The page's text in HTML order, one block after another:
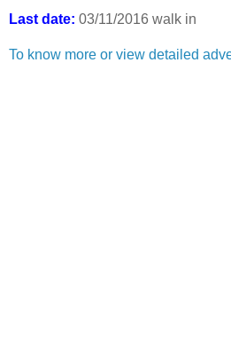
Last date: 03/11/2016 walk in
To know more or view detailed